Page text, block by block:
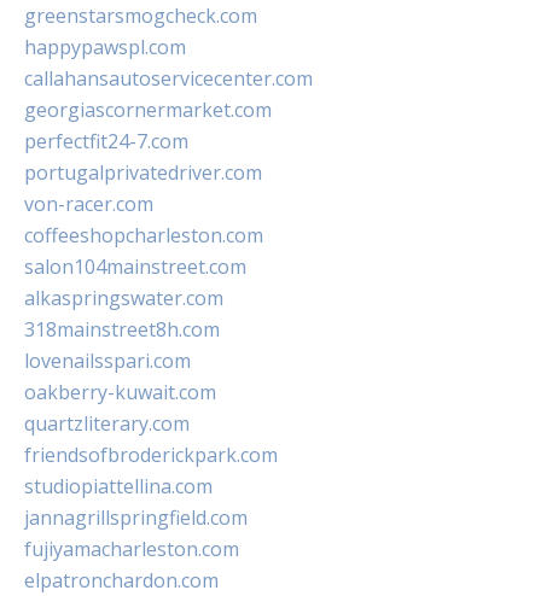
greenstarsmogcheck.com
happypawspl.com
callahansautoservicecenter.com
georgiascornermarket.com
perfectfit24-7.com
portugalprivatedriver.com
von-racer.com
coffeeshopcharleston.com
salon104mainstreet.com
alkaspringswater.com
318mainstreet8h.com
lovenailsspari.com
oakberry-kuwait.com
quartzliterary.com
friendsofbroderickpark.com
studiopiattellina.com
jannagrillspringfield.com
fujiyamacharleston.com
elpatronchardon.com